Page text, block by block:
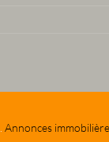
Annonces